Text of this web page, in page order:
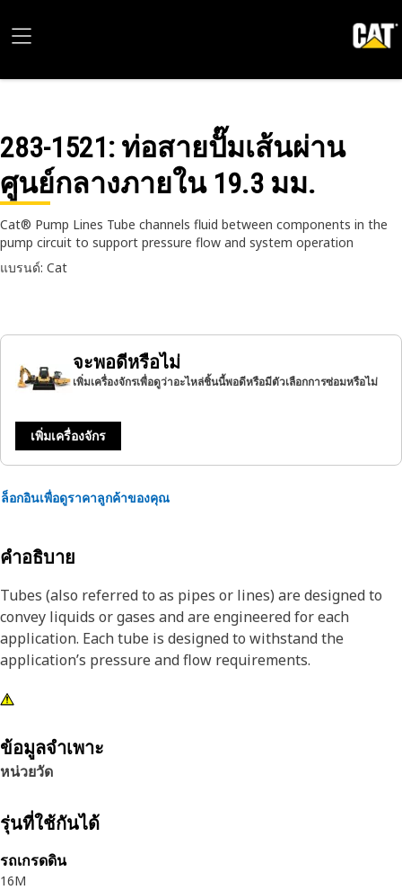
283-1521: ท่อสายปั๊มเส้นผ่าน
ศูนย์กลางภายใน 19.3 มม.
Cat® Pump Lines Tube channels fluid between components in the
pump circuit to support pressure flow and system operation
แบรนด์: Cat
จะพอดีหรือไม่
เพิ่มเครื่องจักรเพื่อดูว่าอะไหล่ชิ้นนี้พอดีหรือมีตัวเลือกการซ่อมหรือไม่
เพิ่มเครื่องจักร
ล็อกอินเพื่อดูราคาลูกค้าของคุณ
คำอธิบาย
Tubes (also referred to as pipes or lines) are designed to
convey liquids or gases and are engineered for each
application. Each tube is designed to withstand the
application’s pressure and flow requirements.
ข้อมูลจำเพาะ
หน่วยวัด
รุ่นที่ใช้กันได้
รถเกรดดิน
16M